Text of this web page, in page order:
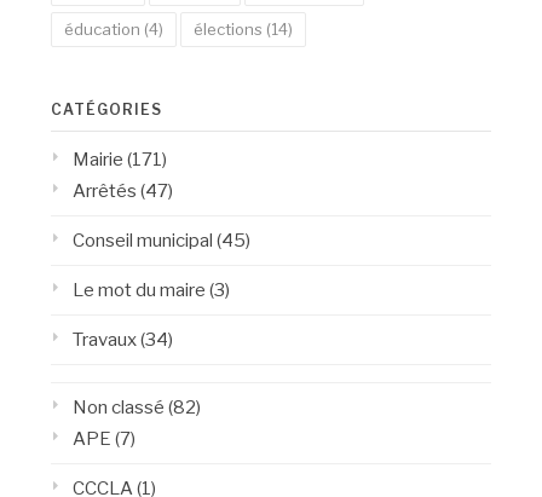
éducation (4) élections (14)
CATÉGORIES
Mairie (171)
Arrêtés (47)
Conseil municipal (45)
Le mot du maire (3)
Travaux(34)
Non classé (82)
APE (7)
CCCLA(1)